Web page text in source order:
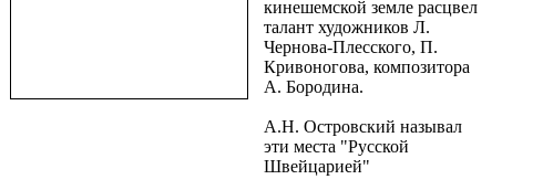
кинешемской земле расцвел
талант художников Л.
Чернова-Плесского, П.
Кривоногова, композитора
А. Бородина.
А.Н. Островский называл
эти места "Русской
Швейцарией"